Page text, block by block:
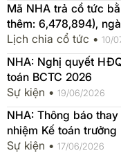
Mã NHA trả cổ tức
thêm: 6,478,894),
hiện 2026-07-17
Lịch chia cổ tức • 10/
NHA: Nghị quyết
toán BCTC 2026
Sự kiện • 19/06/2026
NHA: Thông báo
nhiệm Kế toán trưởng
Sự kiện • 17/06/2026